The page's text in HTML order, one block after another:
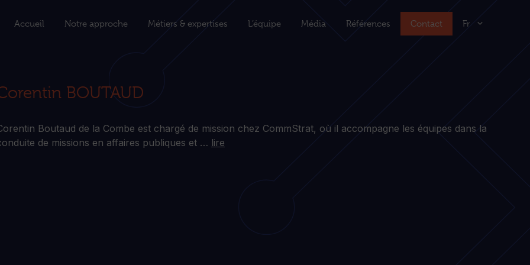
Accueil Notre approche Métiers & expertises L’équipe Média Références Contact Fr
BOUTAUD
Boutaud de la Combe est chargé de mission chez CommStrat, où il accompagne les équipes dans la
de missions en affaires publiques et … lire